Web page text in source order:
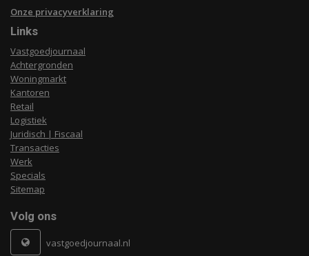
Onze privacyverklaring
Links
Vastgoedjournaal
Achtergronden
Woningmarkt
Kantoren
Retail
Logistiek
Juridisch | Fiscaal
Transacties
Werk
Specials
Sitemap
Volg ons
vastgoedjournaal.nl